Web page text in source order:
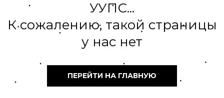
УУПС...
К сожалению, такой страницы
у нас нет
ПЕРЕЙТИ НА ГЛАВНУЮ